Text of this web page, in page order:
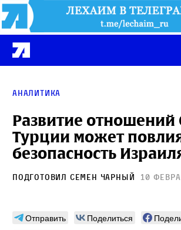
аналитика
Развитие отношений
Турции может
безопасность
Подготовил Семен Чарный 10
Отправить Поделиться